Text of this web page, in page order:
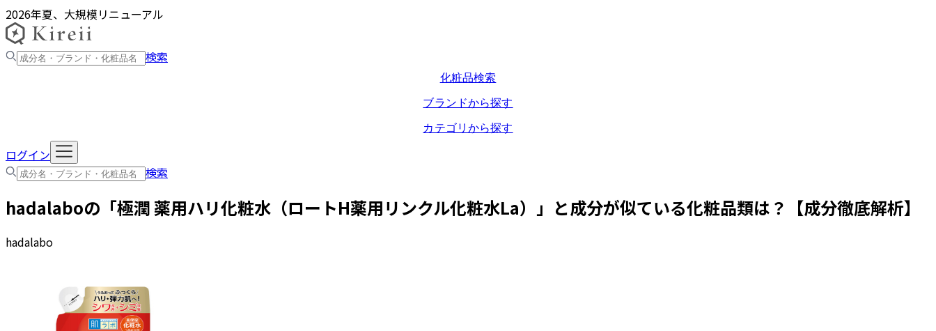
2026年夏、大規模リニューアル
検索
化粧品検索
ブランドから探す
カテゴリから探す
ログイン
検索
hadalaboの「極潤 薬用ハリ化粧水（ロートH薬用リンクル化粧水La） 」と成分が似ている化粧品類は？【成分徹底解析】
hadalabo